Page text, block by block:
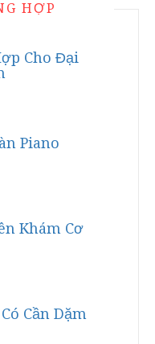
HỢP
Cho Đại
Piano
Khám Cơ
Cần Dặm